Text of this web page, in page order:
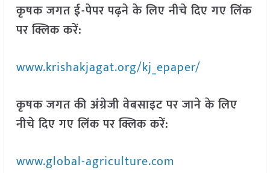
कृषक जगत ई-पेपर पढ़ने के लिए नीचे दिए गए लिंक
पर क्लिक करें:
www.krishakjagat.org/kj_epaper/
कृषक जगत की अंग्रेजी वेबसाइट पर जाने के लिए
नीचे दिए गए लिंक पर क्लिक करें:
www.global-agriculture.com